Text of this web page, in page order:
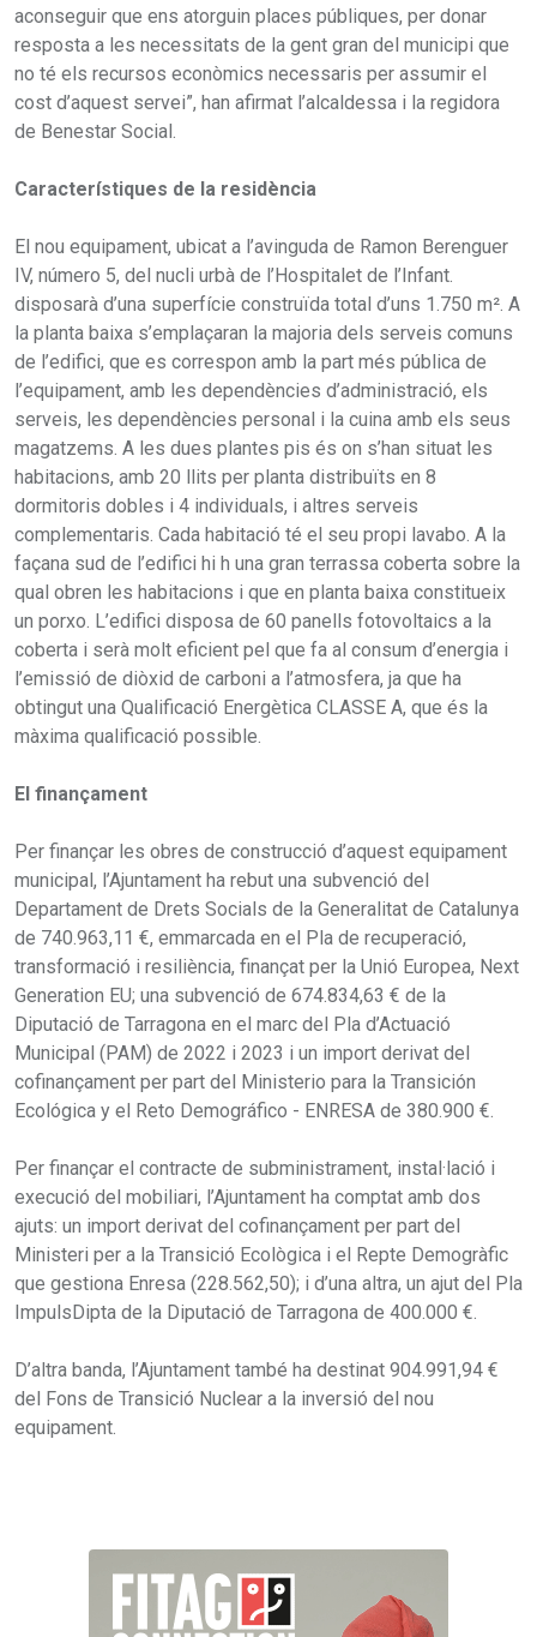
aconseguir que ens atorguin places públiques, per donar
resposta a les necessitats de la gent gran del municipi que
no té els recursos econòmics necessaris per assumir el
cost d’aquest servei”, han afirmat l’alcaldessa i la regidora
de Benestar Social.
Característiques de la residència
El nou equipament, ubicat a l’avinguda de Ramon Berenguer
IV, número 5, del nucli urbà de l’Hospitalet de l’Infant.
disposarà d’una superfície construïda total d’uns 1.750 m². A
la planta baixa s’emplaçaran la majoria dels serveis comuns
de l’edifici, que es correspon amb la part més pública de
l’equipament, amb les dependències d’administració, els
serveis, les dependències personal i la cuina amb els seus
magatzems. A les dues plantes pis és on s’han situat les
habitacions, amb 20 llits per planta distribuïts en 8
dormitoris dobles i 4 individuals, i altres serveis
complementaris. Cada habitació té el seu propi lavabo. A la
façana sud de l’edifici hi h una gran terrassa coberta sobre la
qual obren les habitacions i que en planta baixa constitueix
un porxo. L’edifici disposa de 60 panells fotovoltaics a la
coberta i serà molt eficient pel que fa al consum d’energia i
l’emissió de diòxid de carboni a l’atmosfera, ja que ha
obtingut una Qualificació Energètica CLASSE A, que és la
màxima qualificació possible.
El finançament
Per finançar les obres de construcció d’aquest equipament
municipal, l’Ajuntament ha rebut una subvenció del
Departament de Drets Socials de la Generalitat de Catalunya
de 740.963,11 €, emmarcada en el Pla de recuperació,
transformació i resiliència, finançat per la Unió Europea, Next
Generation EU; una subvenció de 674.834,63 € de la
Diputació de Tarragona en el marc del Pla d’Actuació
Municipal (PAM) de 2022 i 2023 i un import derivat del
cofinançament per part del Ministerio para la Transición
Ecológica y el Reto Demográfico - ENRESA de 380.900 €.
Per finançar el contracte de subministrament, instal·lació i
execució del mobiliari, l’Ajuntament ha comptat amb dos
ajuts: un import derivat del cofinançament per part del
Ministeri per a la Transició Ecològica i el Repte Demogràfic
que gestiona Enresa (228.562,50); i d’una altra, un ajut del Pla
ImpulsDipta de la Diputació de Tarragona de 400.000 €.
D’altra banda, l’Ajuntament també ha destinat 904.991,94 €
del Fons de Transició Nuclear a la inversió del nou
equipament.